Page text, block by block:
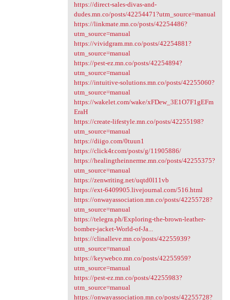
https://direct-sales-divas-and-
dudes.mn.co/posts/42254471?utm_source=manual
https://linkmate.mn.co/posts/42254486?
utm_source=manual
https://vividgram.mn.co/posts/42254881?
utm_source=manual
https://pest-ez.mn.co/posts/42254894?
utm_source=manual
https://intuitive-solutions.mn.co/posts/42255060?
utm_source=manual
https://wakelet.com/wake/xFDew_3E1O7F1gEFm
EraH
https://create-lifestyle.mn.co/posts/42255198?
utm_source=manual
https://diigo.com/0tuun1
https://click4r.com/posts/g/11905886/
https://healingtheinnerme.mn.co/posts/42255375?
utm_source=manual
https://zenwriting.net/uqtd0l11vb
https://ext-6409905.livejournal.com/516.html
https://onwayassociation.mn.co/posts/42255728?
utm_source=manual
https://telegra.ph/Exploring-the-brown-leather-
bomber-jacket-World-of-Ja...
https://clinalleve.mn.co/posts/42255939?
utm_source=manual
https://keywebco.mn.co/posts/42255959?
utm_source=manual
https://pest-ez.mn.co/posts/42255983?
utm_source=manual
https://onwayassociation.mn.co/posts/42255728?